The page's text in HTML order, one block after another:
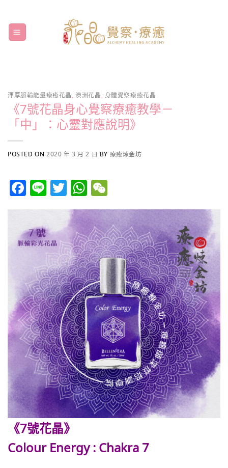
content
渾厚脈輪能量療癒花晶,澳洲花晶, 身體覺察療癒花晶
《7號花晶身心覺察療癒教學－
「中」：心靈對應說明》
POSTED ON 2020 年 3 月 2 日 BY 療癒煉金坊
Facebook
LineTwitterWhatsApp
《7號花晶》
Colour Energy : Chakra 7